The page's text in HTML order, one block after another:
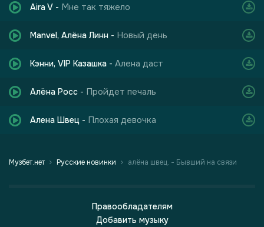
Aira V - Мне так тяжело
Manvel, Алёна Линн - Новый день
Кэнни, VIP Казашка - Алена даст
Алёна Росс - Пройдет печаль
Алена Швец - Плохая девочка
Музбет.нет Русские новинки алёна швец. - Бывший на связи
Правообладателям
Добавить музыку